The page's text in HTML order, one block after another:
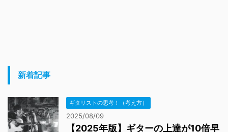
新着記事
ギタリストの思考！（考え方）
2025/08/09
【2025年版】ギターの上達が10倍早